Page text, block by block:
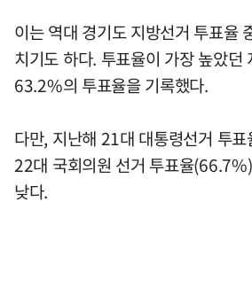
이는 역대 경기도 지방선거 투표율
치기도 하다. 투표율이 가장 높았던
63.2%의 투표율을 기록했다.
다만, 지난해 21대 대통령선거 투
22대 국회의원 선거 투표율
낮다.